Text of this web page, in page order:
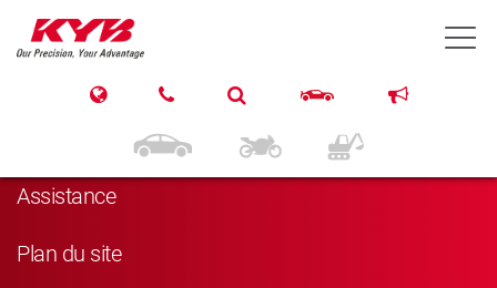
Navigation
Assistance
Plan du site